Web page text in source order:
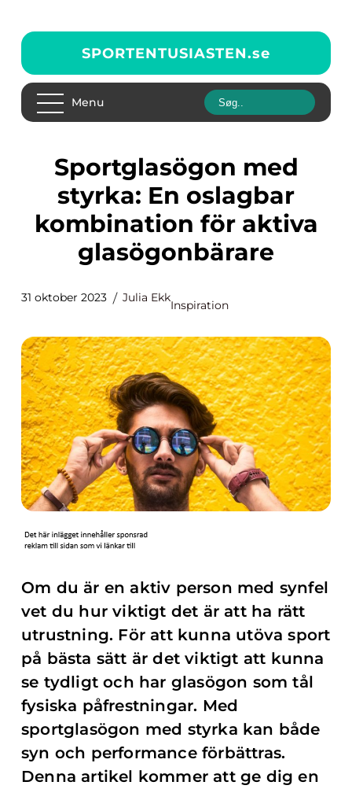
SPORTENTUSIASTEN.se
Menu
Sportglasögon med
styrka: En oslagbar
kombination för aktiva
glasögonbärare
31 oktober 2023 Julia Ekk
Inspiration
Om du är en aktiv person med synfel
vet du hur viktigt det är att ha rätt
utrustning. För att kunna utöva sport
på bästa sätt är det viktigt att kunna
se tydligt och har glasögon som tål
fysiska påfrestningar. Med
sportglasögon med styrka kan både
syn och performance förbättras.
Denna artikel kommer att ge dig en